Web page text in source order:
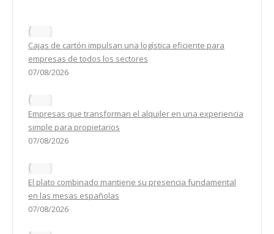
Cajas de cartón impulsan una logística eficiente para
empresas de todos los sectores
07/08/2026
Empresas que transforman el alquiler en una experiencia
simple para propietarios
07/08/2026
El plato combinado mantiene su presencia fundamental
en las mesas españolas
07/08/2026